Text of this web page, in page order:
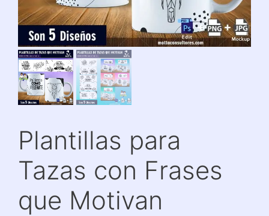
Plantillas para
Tazas con Frases
que Motivan